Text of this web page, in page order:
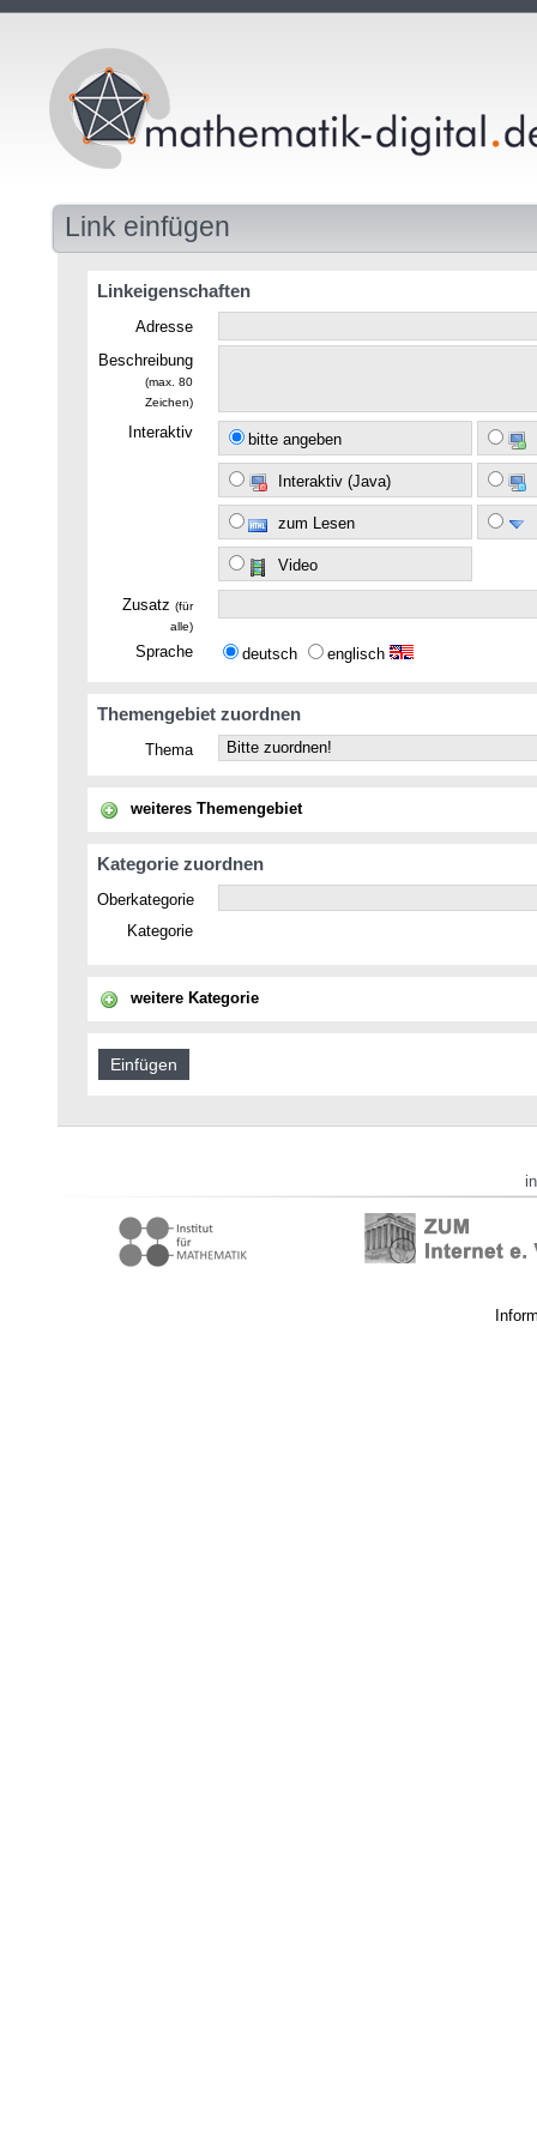
Link einfügen
Linkeigenschaften
Adresse
Beschreibung
(max. 80
Zeichen)
Interaktiv bitte angeben
Interaktiv (Java)
zum Lesen
Video
Zusatz (für
alle)
Sprache deutsch englisch
Themengebiet zuordnen
Thema
weiteres Themengebiet
Kategorie zuordnen
Oberkategorie
Kategorie
weitere Kategorie